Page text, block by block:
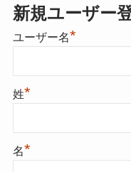
新規ユーザー
ユーザー名*
姓*
名*